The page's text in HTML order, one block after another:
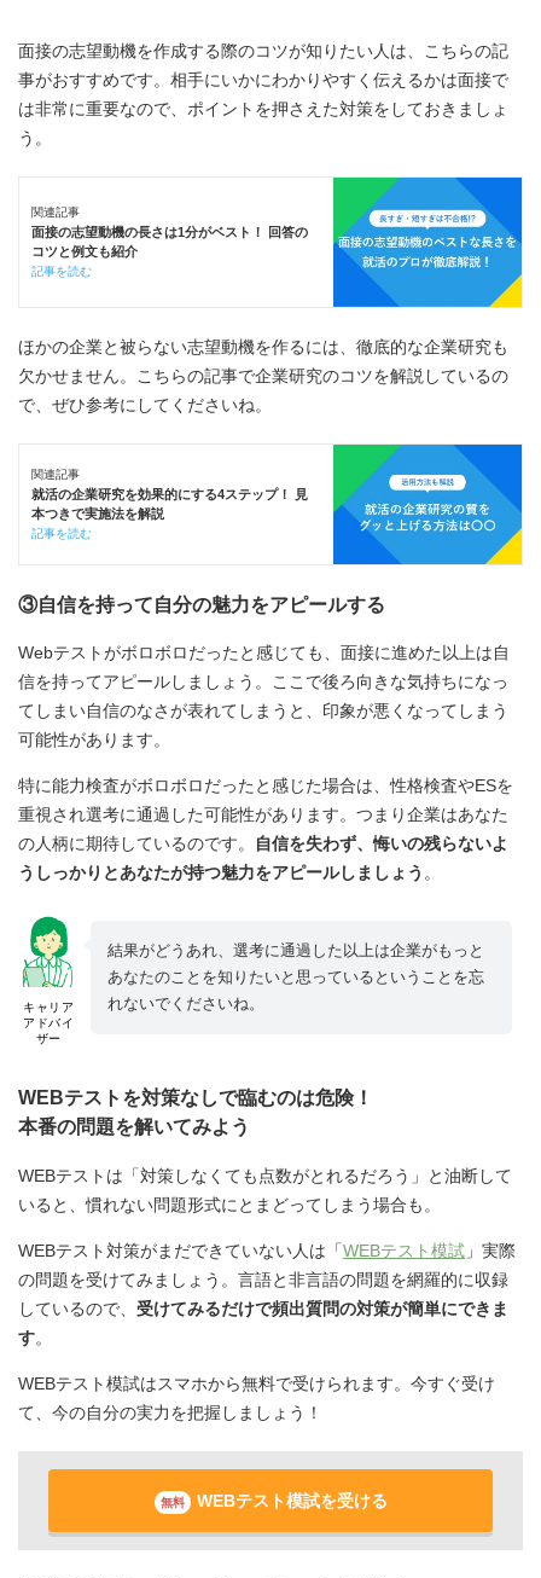
面接の志望動機を作成する際のコツが知りたい人は、こちらの記
事がおすすめです。相手にいかにわかりやすく伝えるかは面接で
は非常に重要なので、ポイントを押さえた対策をしておきましょ
う。
関連記事
面接の志望動機の長さは1分がベスト！ 回答の
コツと例文も紹介
記事を読む
ほかの企業と被らない志望動機を作るには、徹底的な企業研究も
欠かせません。こちらの記事で企業研究のコツを解説しているの
で、ぜひ参考にしてくださいね。
関連記事
就活の企業研究を効果的にする4ステップ！ 見
本つきで実施法を解説
記事を読む
③自信を持って自分の魅力をアピールする
Webテストがボロボロだったと感じても、面接に進めた以上は自
信を持ってアピールしましょう。ここで後ろ向きな気持ちになっ
てしまい自信のなさが表れてしまうと、印象が悪くなってしまう
可能性があります。
特に能力検査がボロボロだったと感じた場合は、性格検査やESを
重視され選考に通過した可能性があります。つまり企業はあなた
の人柄に期待しているのです。
自信を失わず、悔いの残らないよ
うしっかりとあなたが持つ魅力をアピールしましょう 。
キャリア
アドバイ
ザー
結果がどうあれ、選考に通過した以上は企業がもっと
あなたのことを知りたいと思っているということを忘
れないでくださいね。
WEBテストを対策なしで臨むのは危険！
本番の問題を解いてみよう
WEBテストは「対策しなくても点数がとれるだろう」と油断して
いると、慣れない問題形式にとまどってしまう場合も。
WEBテスト対策がまだできていない人は「WEBテスト模試 」実際
の問題を受けてみましょう。言語と非言語の問題を網羅的に収録
しているので、 受けてみるだけで頻出質問の対策が簡単にできま
す。
WEBテスト模試はスマホから無料で受けられます。今すぐ受け
て、今の自分の実力を把握しましょう！
無料 WEBテスト模試を受ける